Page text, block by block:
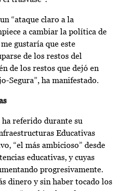
“ataque claro a la
a cambiar la política de
gustaría que este
de los restos del
de los restos que dejó en
Segura”, ha manifestado.
referido durante su
Educativas
“el más ambicioso” desde
educativas, y cuyas
progresivamente.
dinero y sin haber tocado los